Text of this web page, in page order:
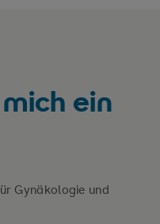
ein
Gynäkologie und